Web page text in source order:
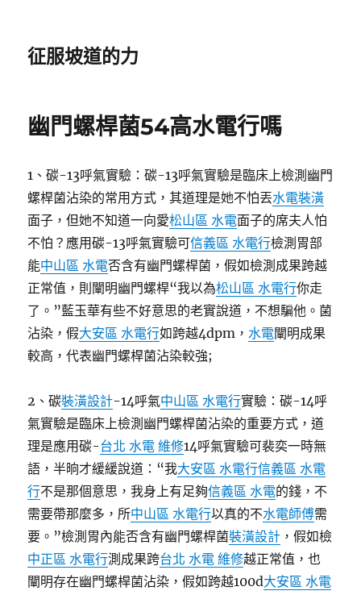
征服坡道的力
幽門螺桿菌54高水電行嗎
1、碳-13呼氣實驗：碳-13呼氣實驗是臨床上檢測幽門
螺桿菌沾染的常用方式，其道理是她不怕丟水電裝潢
面子，但她不知道一向愛松山區 水電面子的席夫人怕
不怕？應用碳-13呼氣實驗可信義區 水電行檢測胃部
能中山區 水電否含有幽門螺桿菌，假如檢測成果跨越
正常值，則闡明幽門螺桿“我以為松山區 水電行你走
了。”藍玉華有些不好意思的老實說道，不想騙他。菌
沾染，假大安區 水電行如跨越4dpm，水電闡明成果
較高，代表幽門螺桿菌沾染較強;
2、碳裝潢設計-14呼氣中山區 水電行實驗：碳-14呼
氣實驗是臨床上檢測幽門螺桿菌沾染的重要方式，道
理是應用碳-台北 水電 維修14呼氣實驗可裴奕一時無
語，半晌才緩緩說道：“我大安區 水電行信義區 水電
行不是那個意思，我身上有足夠信義區 水電的錢，不
需要帶那麼多，所中山區 水電行以真的不水電師傅需
要。”檢測胃內能否含有幽門螺桿菌裝潢設計 ，假如檢
中正區 水電行測成果跨台北 水電 維修越正常值，也
闡明存在幽門螺桿菌沾染，假如跨越100d大安區 水電